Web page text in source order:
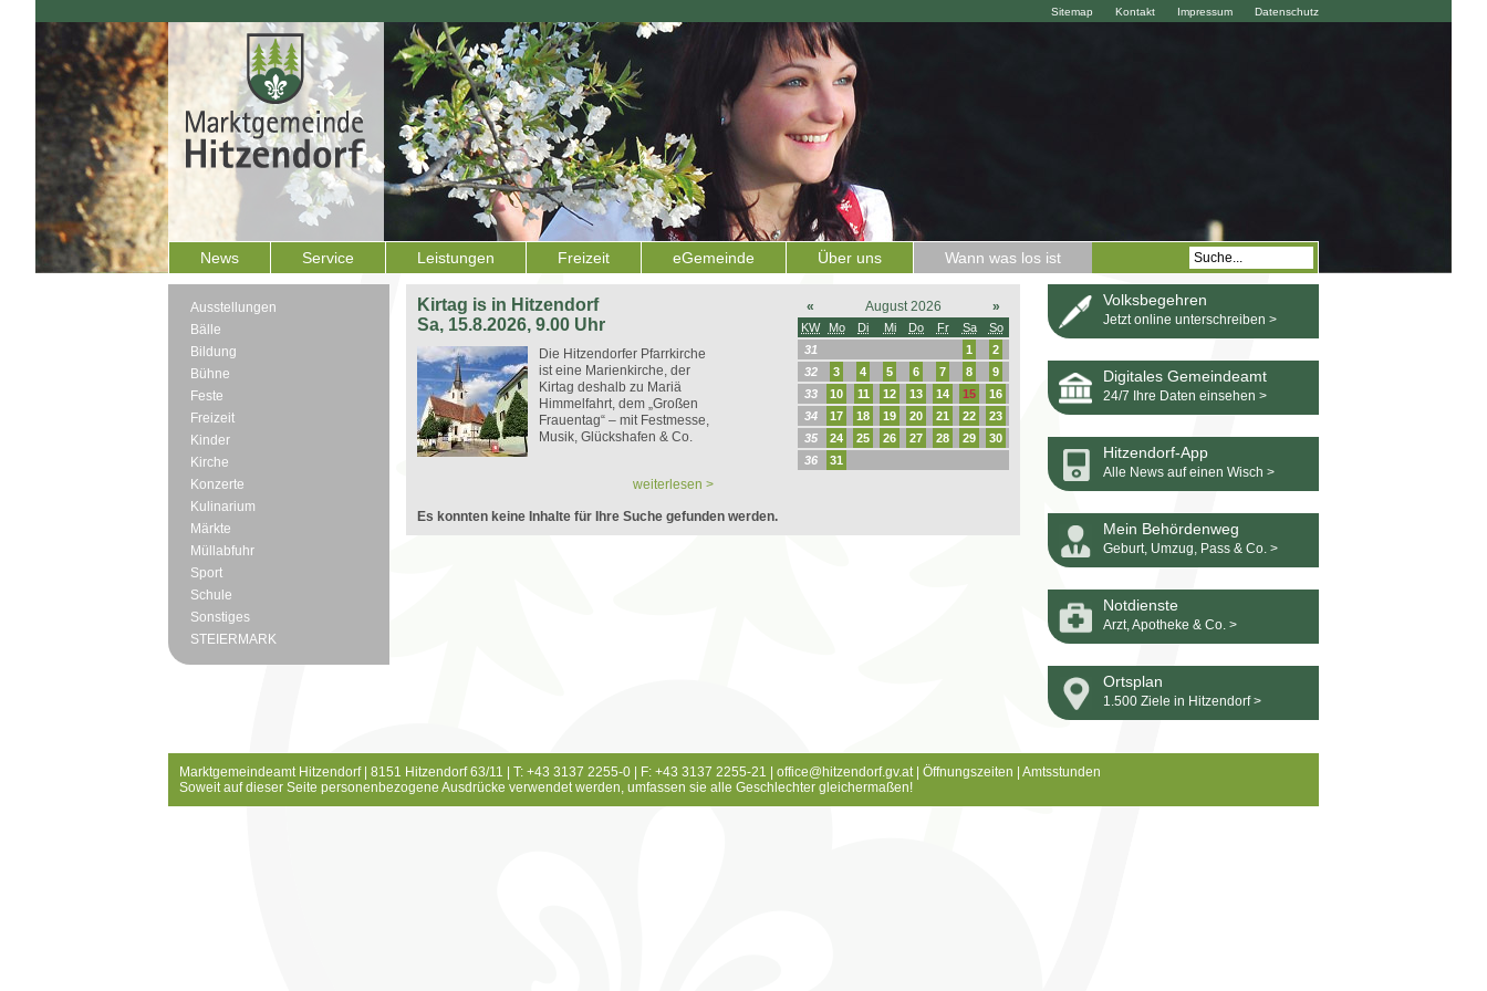
Datenschutz
Impressum
Kontakt
Sitemap
News Service Leistungen Freizeit eGemeinde Über uns Wann was los ist
Ausstellungen
Bälle
Bildung
Bühne
Feste
Freizeit
Kinder
Kirche
Konzerte
Kulinarium
Märkte
Müllabfuhr
Sport
Schule
Sonstiges
STEIERMARK
Kirtag is in Hitzendorf
Sa, 15.8.2026, 9.00 Uhr
Die Hitzendorfer Pfarrkirche
ist eine Marienkirche, der
Kirtag deshalb zu Mariä
Himmelfahrt, dem „Großen
Frauentag“ – mit Festmesse,
Musik, Glückshafen & Co.
weiterlesen >
« August 2026 »
KW Mo Di Mi Do Fr Sa
So
31
1
2
32
3 4 5 6 7 8
9
33
10 11 12 13 14 15
16
34
17 18 19 20 21 22
23
35
24 25 26 27 28 29
30
36
31
Es konnten keine Inhalte für Ihre Suche gefunden werden.
Volksbegehren
Jetzt online unterschreiben >
Digitales Gemeindeamt
24/7 Ihre Daten einsehen >
Hitzendorf-App
Alle News auf einen Wisch >
Mein Behördenweg
Geburt, Umzug, Pass & Co. >
Notdienste
Arzt, Apotheke & Co. >
Ortsplan
1.500 Ziele in Hitzendorf >
Marktgemeindeamt Hitzendorf | 8151 Hitzendorf 63/11 | T: +43 3137 2255-0 | F: +43 3137 2255-21 | office@hitzendorf.gv.at| Öffnungszeiten
Amtsstunden
Soweit auf dieser Seite personenbezogene Ausdrücke verwendet werden, umfassen sie alle Geschlechter gleichermaßen!